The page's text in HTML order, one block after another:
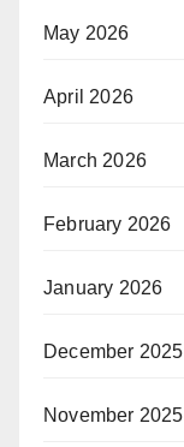
May 2026
April 2026
March 2026
February 2026
January 2026
December 2025
November 2025